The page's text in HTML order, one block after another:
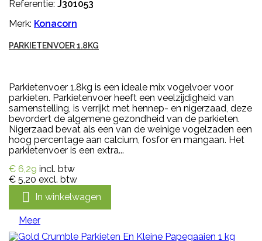
Referentie: J301053
Merk: Konacorn
PARKIETENVOER 1.8KG
Parkietenvoer 1.8kg is een ideale mix vogelvoer voor
parkieten. Parkietenvoer heeft een veelzijdigheid van
samenstelling, is verrijkt met hennep- en nigerzaad, deze
bevordert de algemene gezondheid van de parkieten.
Nigerzaad bevat als een van de weinige vogelzaden een
hoog percentage aan calcium, fosfor en mangaan. Het
parkietenvoer is een extra...
€ 6,29 incl. btw
€ 5,20 excl. btw
 In winkelwagen
Meer